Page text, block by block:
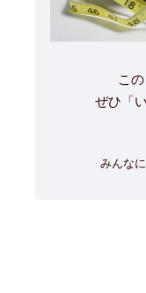
こ
ぜひ「
みんな